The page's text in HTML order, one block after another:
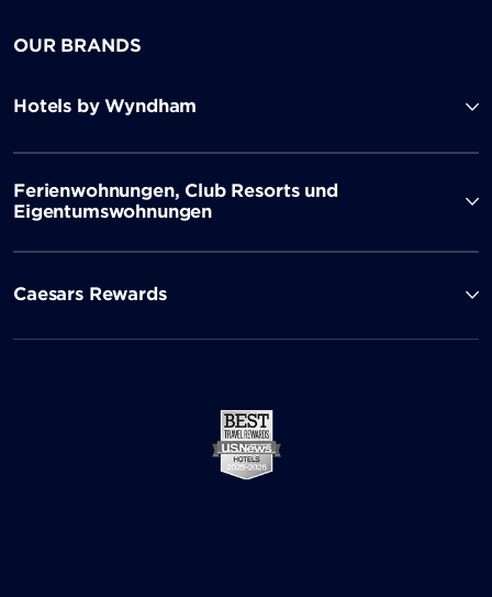
OUR BRANDS
Hotels by Wyndham
Ferienwohnungen, Club Resorts und
Eigentumswohnungen
Caesars Rewards